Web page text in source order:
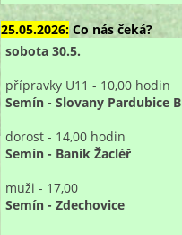
25.05.2026: Co nás čeká?
sobota 30.5.
přípravky U11 - 10,00 hodin
Semín - Slovany Pardubice B
dorost - 14,00 hodin
Semín - Baník Žacléř
muži - 17,00
Semín - Zdechovice